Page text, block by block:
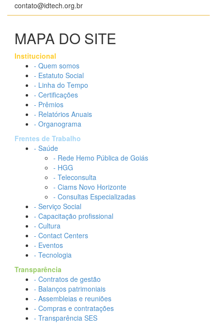
contato@idtech.org.br
MAPA DO SITE
Institucional
- Quem somos
- Estatuto Social
- Linha do Tempo
- Certificações
- Prêmios
- Relatórios Anuais
- Organograma
Frentes de Trabalho
- Saúde
- Rede Hemo Pública de Goiás
- HGG
- Teleconsulta
- Ciams Novo Horizonte
- Consultas Especializadas
- Serviço Social
- Capacitação profissional
- Cultura
- Contact Centers
- Eventos
- Tecnologia
Transparência
- Contratos de gestão
- Balanços patrimoniais
- Assembleias e reuniões
- Compras e contratações
- Transparência SES